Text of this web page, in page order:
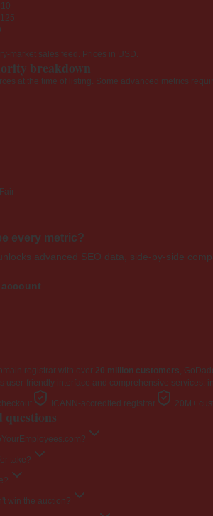
market sales feed. Prices in USD.
breakdown
at the time of listing. Some advanced metrics
every metric?
advanced SEO data, side-by-side
account
registrar with over 20 million customers,
user-friendly interface and comprehensive
ICANN-accredited registrar 20M+
questions
take?
win the auction?